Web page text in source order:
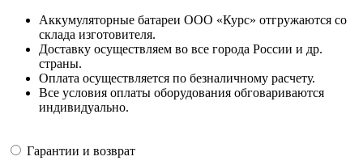
Аккумуляторные батареи ООО «Курс» отгружаются со
склада изготовителя.
Доставку осуществляем во все города России и др.
страны.
Оплата осуществляется по безналичному расчету.
Все условия оплаты оборудования обговариваются
индивидуально.
Гарантии и возврат